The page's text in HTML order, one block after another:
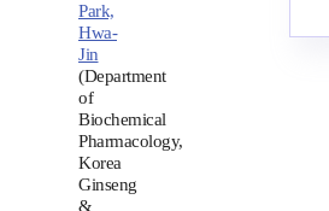
Park,
Hwa-
Jin
(Department
of
Biochemical
Pharmacology,
Korea
Ginseng
&